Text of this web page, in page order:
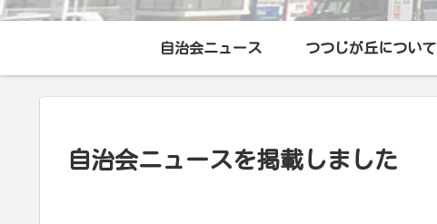
自治会ニュース つつじが丘について
自治会ニュースを掲載しました